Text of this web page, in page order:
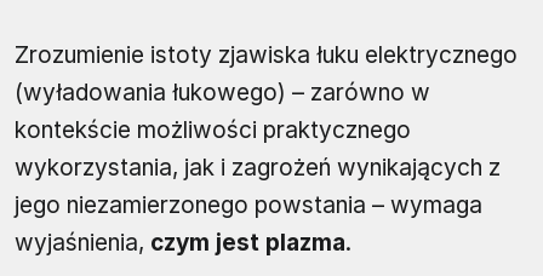
Zrozumienie istoty zjawiska łuku elektrycznego
(wyładowania łukowego) – zarówno w
kontekście możliwości praktycznego
wykorzystania, jak i zagrożeń wynikających z
jego niezamierzonego powstania – wymaga
wyjaśnienia, czym jest plazma.